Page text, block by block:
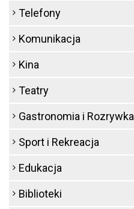
Telefony
Komunikacja
Kina
Teatry
Gastronomia i Rozrywka
Sport i Rekreacja
Edukacja
Biblioteki